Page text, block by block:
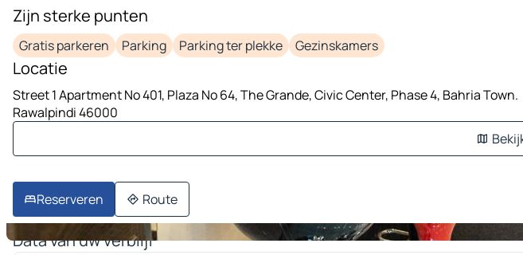
1 afbeelding op 10
Zijn sterke punten
Gratis parkeren Parking Parking ter plekke Gezinskamers
Locatie
Street 1 Apartment No 401, Plaza No 64, The Grande, Civic Center, Phase 4, Bahria Town.
Rawalpindi 46000
Reserveren Route
Data van uw verblijf